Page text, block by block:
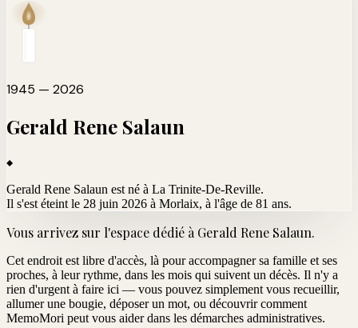
1945 — 2026
Gerald Rene Salaun
Gerald Rene Salaun est né à La Trinite-De-Reville.
Il s'est éteint le 28 juin 2026 à Morlaix, à l'âge de 81 ans.
Vous arrivez sur l'espace dédié à Gerald Rene Salaun.
Cet endroit est libre d'accès, là pour accompagner sa famille et ses
proches, à leur rythme, dans les mois qui suivent un décès. Il n'y a
rien d'urgent à faire ici — vous pouvez simplement vous recueillir,
allumer une bougie, déposer un mot, ou découvrir comment
MemoMori peut vous aider dans les démarches administratives.